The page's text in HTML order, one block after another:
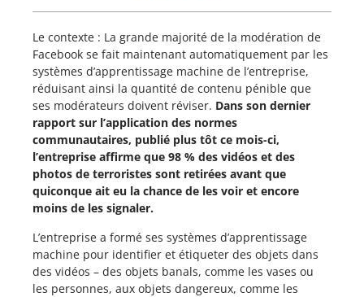
Le contexte : La grande majorité de la modération de
Facebook se fait maintenant automatiquement par les
systèmes d’apprentissage machine de l’entreprise,
réduisant ainsi la quantité de contenu pénible que
ses modérateurs doivent réviser. Dans son dernier
rapport sur l’application des normes
communautaires, publié plus tôt ce mois-ci,
l’entreprise affirme que 98 % des vidéos et des
photos de terroristes sont retirées avant que
quiconque ait eu la chance de les voir et encore
moins de les signaler.
L’entreprise a formé ses systèmes d’apprentissage
machine pour identifier et étiqueter des objets dans
des vidéos – des objets banals, comme les vases ou
les personnes, aux objets dangereux, comme les